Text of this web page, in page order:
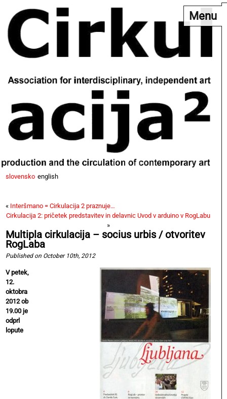
slovensko english
Menu
« Interšmano = Cirkulacija 2 praznuje…
Cirkulacija 2: pričetek predstavitev in delavnic Uvod v arduino v RogLabu
»
Multipla cirkulacija – socius urbis / otvoritev
RogLaba
Published on October 10th, 2012
V petek,
12.
oktobra
2012 ob
19.00 je
odprl
lopute